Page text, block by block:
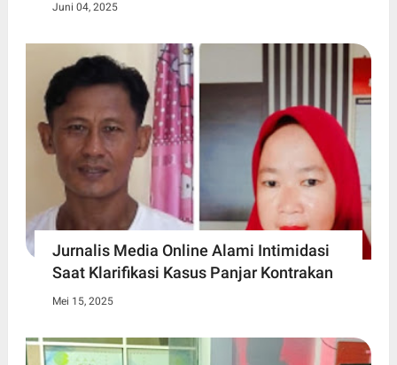
Juni 04, 2025
Jurnalis Media Online Alami Intimidasi
Saat Klarifikasi Kasus Panjar Kontrakan
Mei 15, 2025